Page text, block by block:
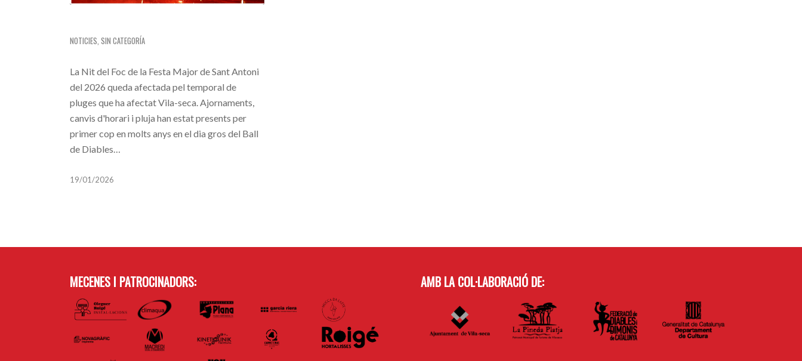
NOTICIES,SIN CATEGORÍA
La Nit del Foc de la Festa Major de Sant Antoni
del 2026 queda afectada pel temporal de
pluges que ha afectat Vila-seca. Ajornaments,
canvis d'horari i pluja han estat presents per
primer cop en molts anys en el dia gros del Ball
de Diables…
19/01/2026
MECENES I PATROCINADORS: AMB LA COL·LABORACIÓ DE: